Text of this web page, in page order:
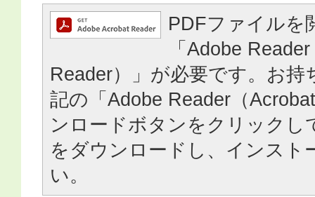
PDFファイルを
「Adobe
Reader）」が必要です。お持
記の「Adobe Reader（
ンロードボタンをクリックし
をダウンロードし、インスト
い。